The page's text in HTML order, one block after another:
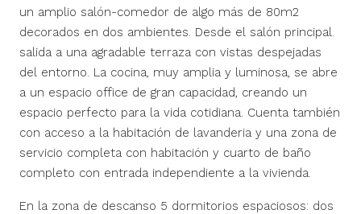
un amplio salón-comedor de algo más de 80m2
decorados en dos ambientes. Desde el salón principal.
salida a una agradable terraza con vistas despejadas
del entorno. La cocina, muy amplia y luminosa, se abre
a un espacio office de gran capacidad, creando un
espacio perfecto para la vida cotidiana. Cuenta también
con acceso a la habitación de lavanderia y una zona de
servicio completa con habitación y cuarto de baño
completo con entrada independiente a la vivienda.
En la zona de descanso 5 dormitorios espaciosos: dos